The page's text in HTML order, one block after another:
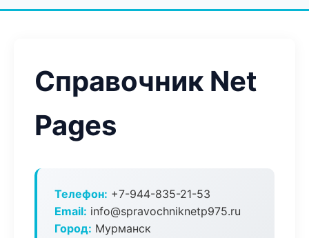
Справочник Net
Pages
Телефон: +7-944-835-21-53
Email: info@spravochniknetp975.ru
Город: Мурманск